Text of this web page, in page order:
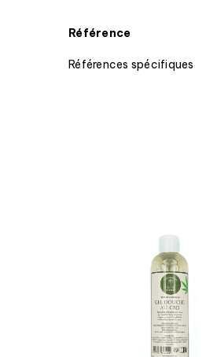
Référence
Références spécifiques